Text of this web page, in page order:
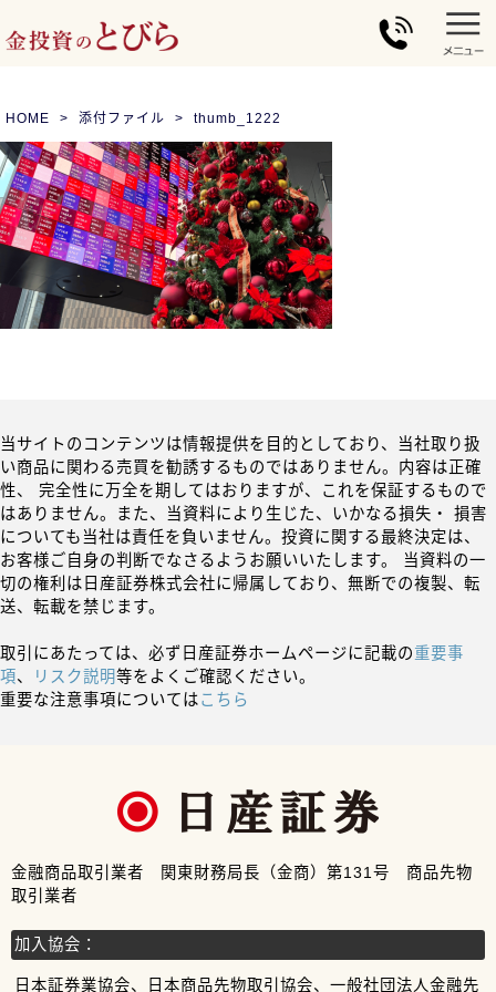
HOME 添付ファイル thumb_1222
当サイトのコンテンツは情報提供を目的としており、当社取り扱
い商品に関わる売買を勧誘するものではありません。内容は正確
性、 完全性に万全を期してはおりますが、これを保証するもので
はありません。また、当資料により生じた、いかなる損失・ 損害
についても当社は責任を負いません。投資に関する最終決定は、
お客様ご自身の判断でなさるようお願いいたします。 当資料の一
切の権利は日産証券株式会社に帰属しており、無断での複製、転
送、転載を禁じます。
取引にあたっては、必ず日産証券ホームページに記載の重要事
項、 リスク説明等をよくご確認ください。
重要な注意事項についてはこちら
金融商品取引業者 関東財務局長（金商）第131号 商品先物
取引業者
加入協会：
日本証券業協会、日本商品先物取引協会、一般社団法人金融先